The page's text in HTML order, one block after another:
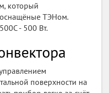
который
ТЭНом.
- 500 Вт.
поверхности на